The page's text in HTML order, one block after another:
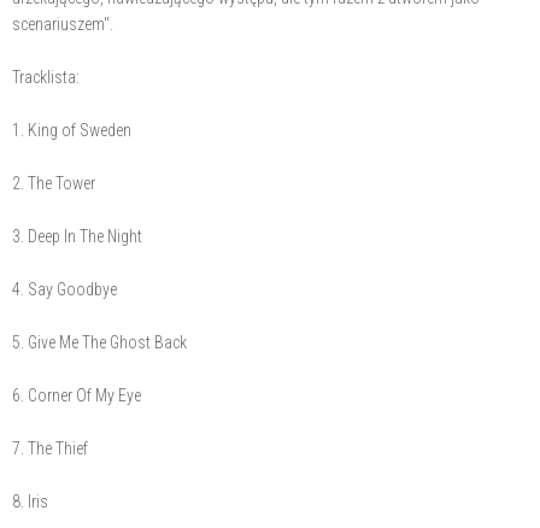
scenariuszem".
Tracklista:
1. King of Sweden
2. The Tower
3. Deep In The Night
4. Say Goodbye
5. Give Me The Ghost Back
6. Corner Of My Eye
7. The Thief
8. Iris